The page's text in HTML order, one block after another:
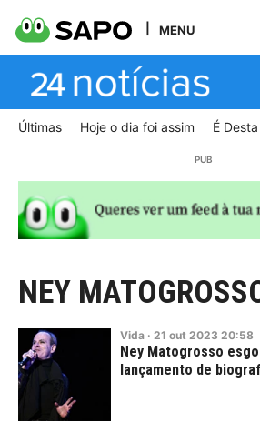
MENU
Últimas Hoje o dia foi assim É
NEY
Vida · 21 out 2023 20:58
Ney Matogrosso
lançamento de